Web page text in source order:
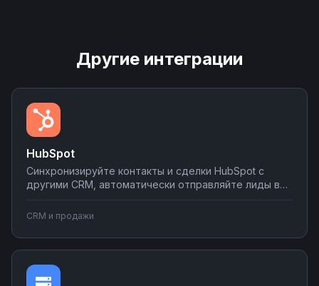
Другие интеграции
HubSpot
Синхронизируйте контакты и сделки HubSpot с
другими CRM, автоматически отправляйте лиды в
в планировщиках при изменении статуса сделки.
Настраивайте двусторонний обмен данными без
программирования на платформе Nodul.
CRM и продажи